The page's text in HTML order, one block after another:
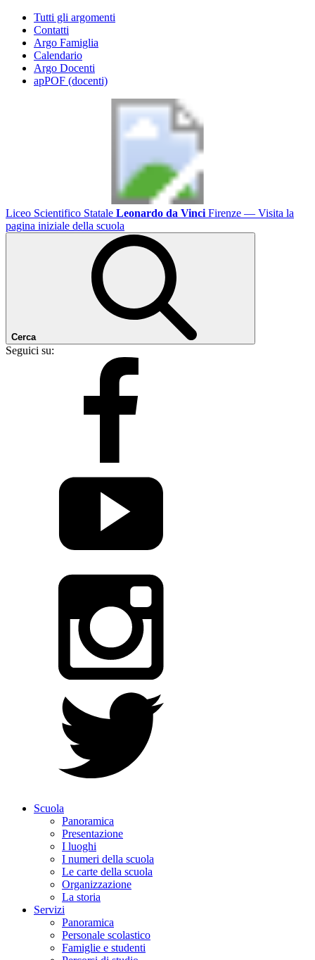
Tutti gli argomenti
Contatti
Argo Famiglia
Calendario
Argo Docenti
apPOF (docenti)
Liceo Scientifico Statale Leonardo da Vinci Firenze — Visita la
pagina iniziale della scuola
Cerca
Seguici su:
Scuola
Panoramica
Presentazione
I luoghi
I numeri della scuola
Le carte della scuola
Organizzazione
La storia
Servizi
Panoramica
Personale scolastico
Famiglie e studenti